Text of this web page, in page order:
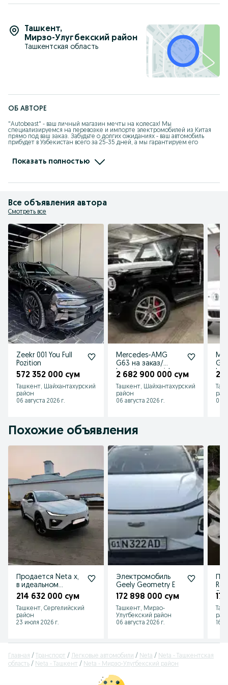
Neta X — это:
доступный электрический кроссовер
с нормальным запасом хода (400–500 км)
с современным салоном и большим экраном
ориентирован на комфорт и технологии, а не на спорт
Привозим под заказ автомобили BYD, ZEEKR, VOYAH, BMW,
Телефон для связи: +998(94) 800-80-88
Ташкент,
Мирзо-Улугбекский район
Ташкентская область
ОБ АВТОРЕ
"Autobeast" - ваш личный магазин мечты на колесах! Мы
специализируемся на перевозке и импорте электромобилей из Китая
прямо под ваш заказ. Забудьте о долгих ожиданиях - ваш автомобиль
прибудет в Узбекистан всего за 25-35 дней, а мы гарантируем его
всего в 10-дневной дороге от Ташкента, так что вы можете быстро
получить всю необходимую информацию и оформить заказ на свой
Показать полностью
Все объявления автора
Смотреть все
Zeekr 001 You Full
Pozition
572 352 000 сум
Ташкент, Шайхантахурский
район
06 августа 2026 г.
Mercedes-AMG
G63 на заказ/
buyurtma asosida
2 682 900 000 сум
Ташкент, Шайхантахурский
район
06 августа 2026 г.
2
06
Похожие объявления
Продается Neta x,
в идеальном
состоянии
214 632 000 сум
Ташкент, Сергелийский
район
23 июля 2026 г.
Электромобиль
Geely Geometry E
172 898 000 сум
Ташкент, Мирзо-
Улугбекский район
06 августа 2026 г.
16
Главная Транспорт Легковые автомобили Neta
Neta - Ташкентская
область
Neta - Ташкент Neta - Мирзо-Улугбекский район